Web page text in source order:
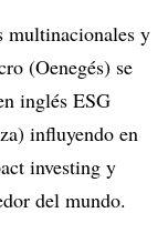
multinacionales y
(Oenegés) se
inglés ESG
influyendo en
investing y
del mundo.